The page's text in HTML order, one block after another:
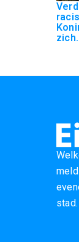
stad.